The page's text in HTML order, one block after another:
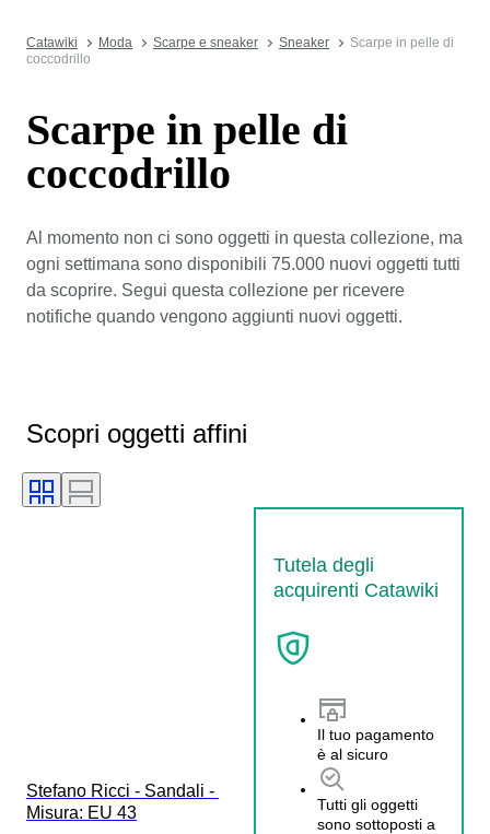
Catawiki Moda Scarpe e sneaker Sneaker
Scarpe in pelle di
coccodrillo
Scarpe in pelle di
coccodrillo
Al momento non ci sono oggetti in questa collezione, ma
ogni settimana sono disponibili 75.000 nuovi oggetti tutti
da scoprire. Segui questa collezione per ricevere
notifiche quando vengono aggiunti nuovi oggetti.
Scopri oggetti affini
Tutela degli
acquirenti Catawiki
Il tuo pagamento
è al sicuro
Tutti gli oggetti
sono sottoposti a
Stefano Ricci - Sandali -
Misura: EU 43